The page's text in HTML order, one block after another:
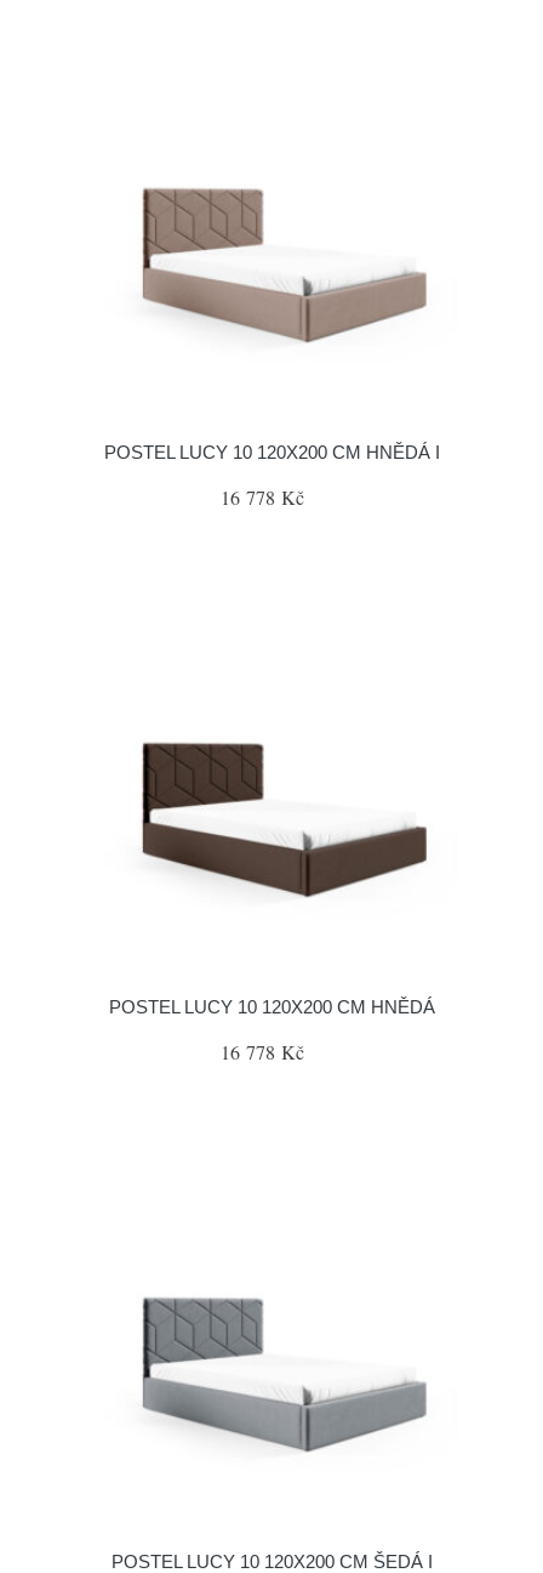
POSTEL LUCY 10 120X200 CM HNĚDÁ I
16 778 Kč
POSTEL LUCY 10 120X200 CM HNĚDÁ
16 778 Kč
POSTEL LUCY 10 120X200 CM ŠEDÁ I